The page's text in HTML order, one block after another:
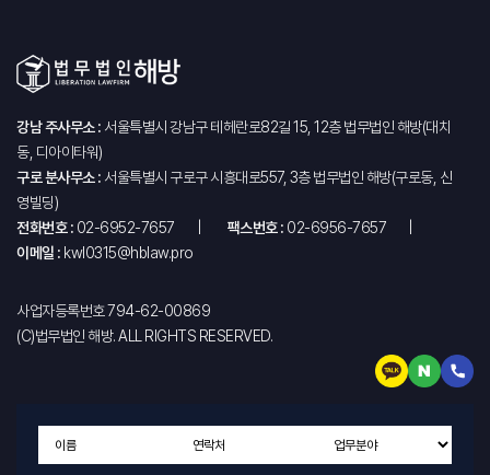
강남 주사무소 : 서울특별시 강남구 테헤란로82길 15, 12층 법무법인 해방(대치
동, 디아이타워)
구로 분사무소 : 서울특별시 구로구 시흥대로557, 3층 법무법인 해방(구로동, 신
영빌딩)
전화번호 : 02-6952-7657 팩스번호 : 02-6956-7657
이메일 : kwl0315@hblaw.pro
사업자등록번호 794-62-00869
(C)법무법인 해방. ALL RIGHTS RESERVED.